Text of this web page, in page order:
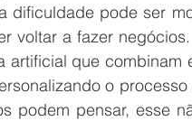
dificuldade pode ser
voltar a fazer
artificial que combinam
o
podem pensar, esse